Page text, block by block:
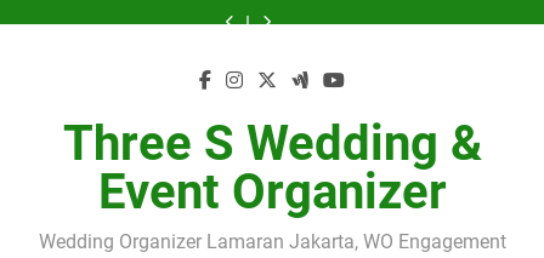
Great
Koperasi
Bersama
Three
S
Mini
Orchestra
di
Sewa
Profesional
Akustik
Jabodetabek
|
Solusi
Terbaik
untuk
Sewa
dan
Profesional
Jabodetabek
|
Three
Wedding
Great
Koperasi
Bersama
Three
S
Mini
Orchestra:
Ketika
Great
Koperasi
Bersama
Three
S
Mini
Orchestra
di
Sewa
Profesional
Akustik
Jabodetabek
|
Solusi
Terbaik
untuk
Sewa
dan
Akustik
Profesional
Jabodetabek
|
Three
S
Wedding
Hari
Nasional
2026
Bersama
Three
S
Mini
Orchestra:
Hari
Nasional
2026
Bersama
Three
Mini
Orchestra
Three S Wedding &
Event Organizer
Wedding Organizer Lamaran Jakarta, WO Engagement